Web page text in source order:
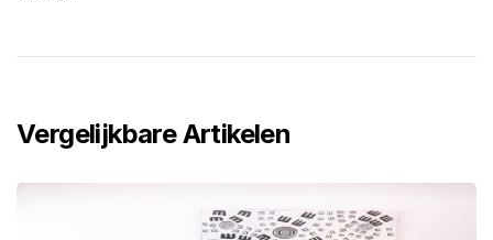
Vergelijkbare Artikelen